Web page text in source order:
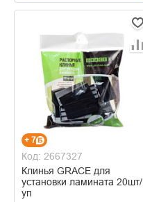
+ 7
Код: 2667327
Клинья GRACE для
установки ламината 20шт/
уп